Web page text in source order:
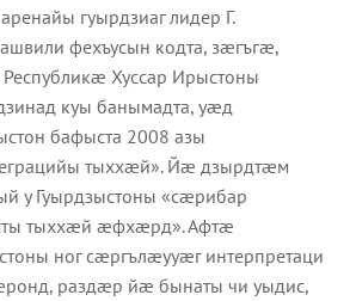
гуырдзиаг лидер Г.
фехъусын кодта, зæгъгæ,
Хуссар Ирыстоны
куы банымадта, уæд
бафыста 2008 азы
тыххæй». Йæ дзырдтæм
у Гуырдзыстоны «сæрибар
тыххæй æфхæрд». Афтæ
ног сæргълæууæг интерпретаци
раздæр йæ бынаты чи уыдис,